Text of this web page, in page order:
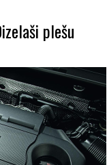
plešu